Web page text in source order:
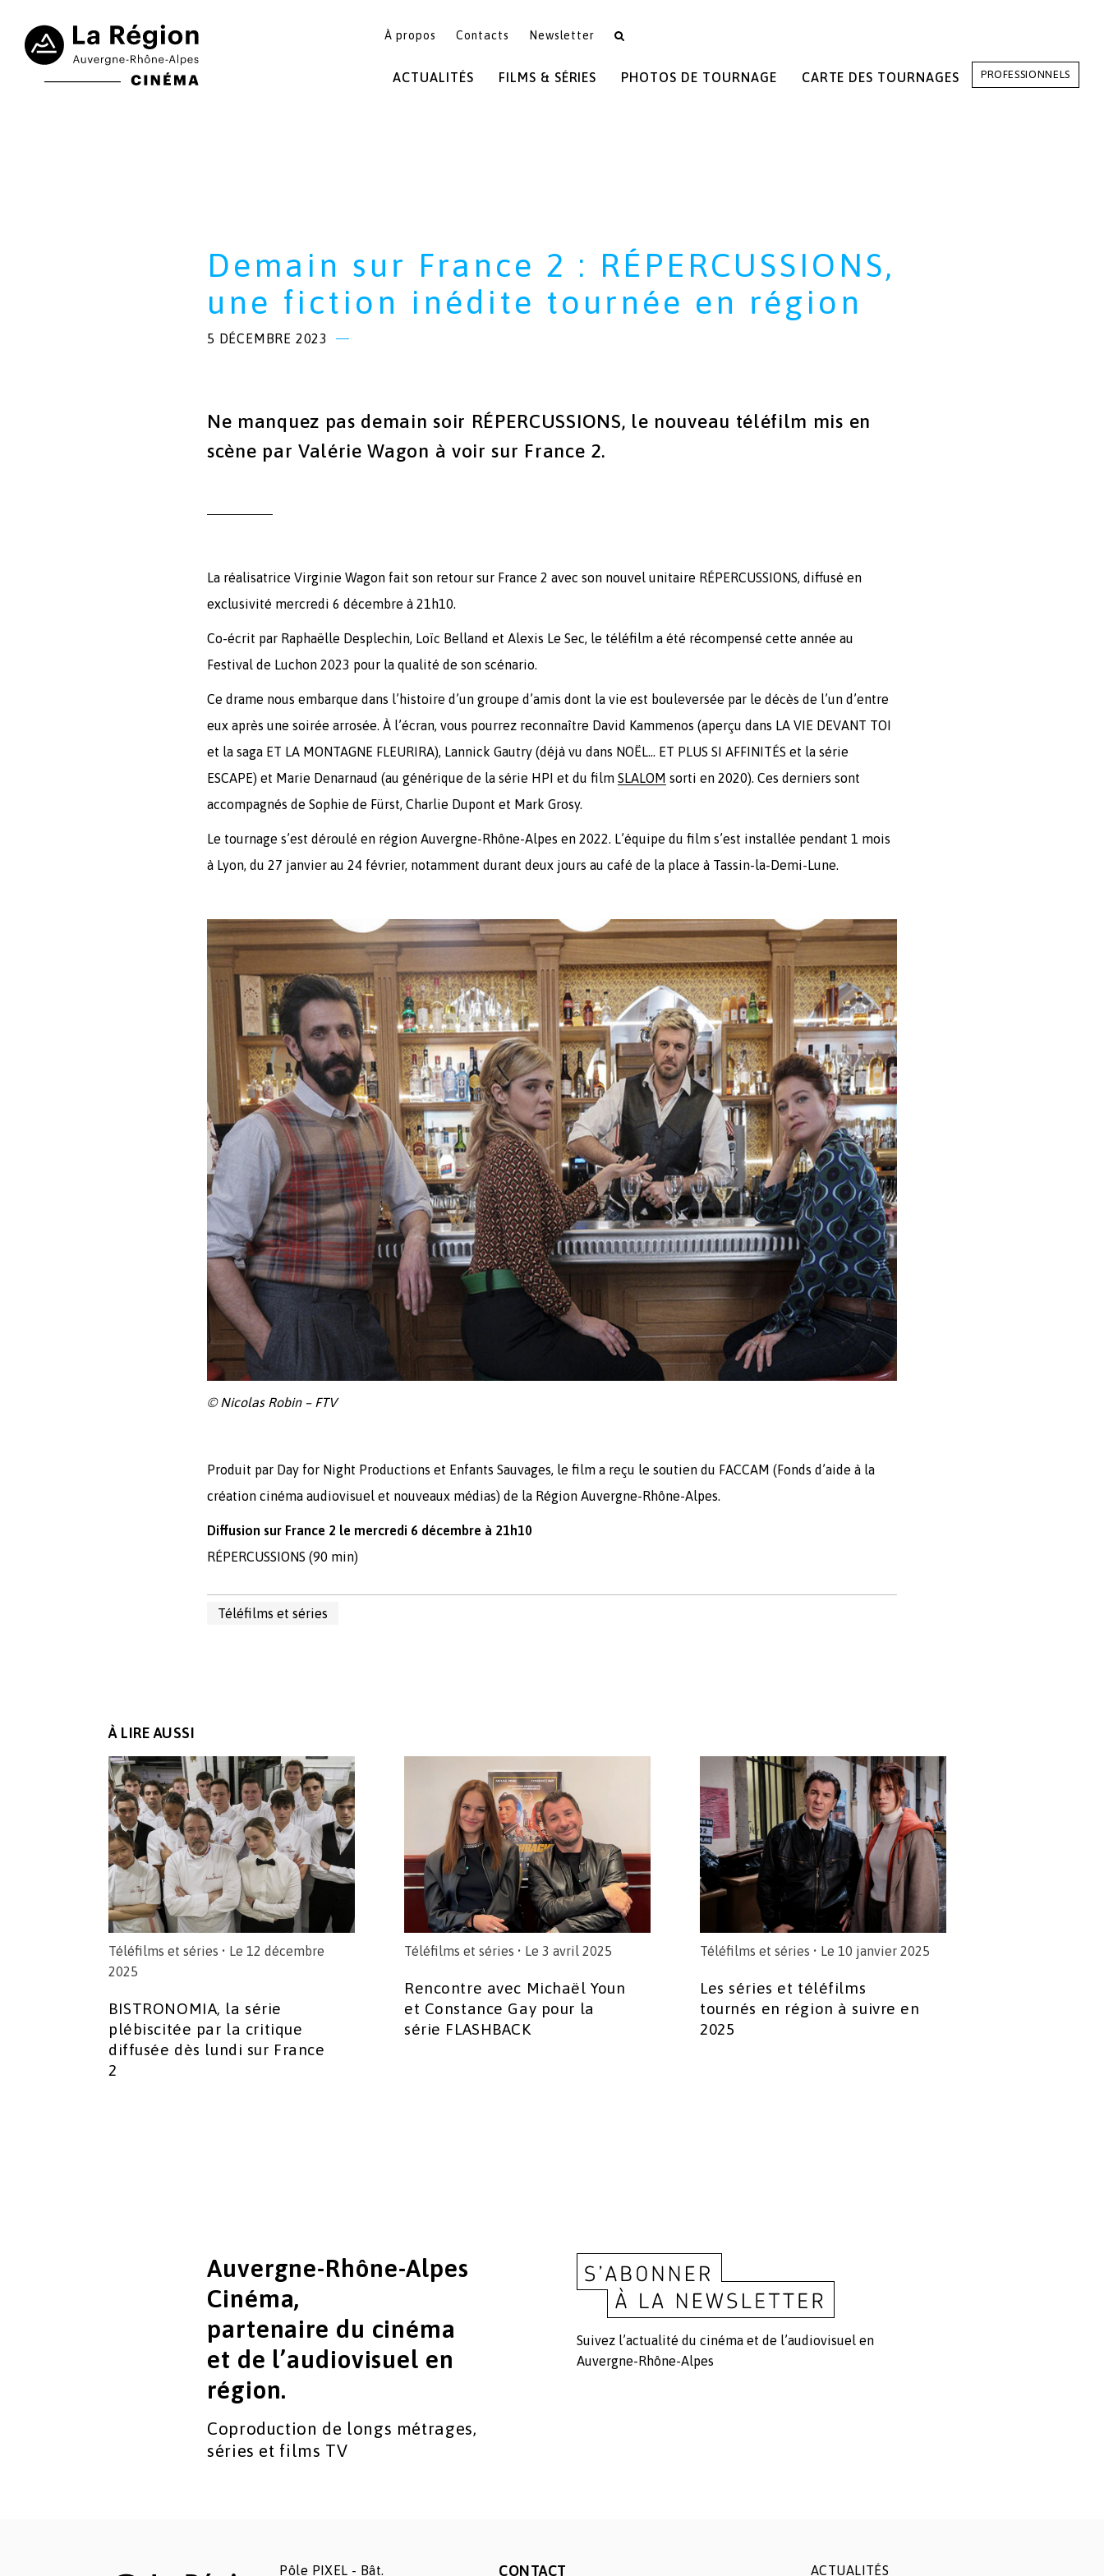
À propos Contacts Newsletter
ACTUALITÉS FILMS & SÉRIES PHOTOS DE TOURNAGE CARTE DES TOURNAGES PROFESSIONNELS
Demain sur France 2 : RÉPERCUSSIONS,
une fiction inédite tournée en région
5 DÉCEMBRE 2023
Ne manquez pas demain soir RÉPERCUSSIONS, le nouveau téléfilm mis en
scène par Valérie Wagon à voir sur France 2.
La réalisatrice Virginie Wagon fait son retour sur France 2 avec son nouvel unitaire RÉPERCUSSIONS, diffusé en
exclusivité mercredi 6 décembre à 21h10.
Co-écrit par Raphaëlle Desplechin, Loïc Belland et Alexis Le Sec, le téléfilm a été récompensé cette année au
Festival de Luchon 2023 pour la qualité de son scénario.
Ce drame nous embarque dans l’histoire d’un groupe d’amis dont la vie est bouleversée par le décès de l’un d’entre
eux après une soirée arrosée. À l’écran, vous pourrez reconnaître David Kammenos (aperçu dans LA VIE DEVANT TOI
et la saga ET LA MONTAGNE FLEURIRA), Lannick Gautry (déjà vu dans NOËL… ET PLUS SI AFFINITÉS et la série
ESCAPE) et Marie Denarnaud (au générique de la série HPI et du film SLALOM sorti en 2020). Ces derniers sont
accompagnés de Sophie de Fürst, Charlie Dupont et Mark Grosy.
Le tournage s’est déroulé en région Auvergne-Rhône-Alpes en 2022. L’équipe du film s’est installée pendant 1 mois
à Lyon, du 27 janvier au 24 février, notamment durant deux jours au café de la place à Tassin-la-Demi-Lune.
© Nicolas Robin – FTV
Produit par Day for Night Productions et Enfants Sauvages, le film a reçu le soutien du FACCAM (Fonds d’aide à la
création cinéma audiovisuel et nouveaux médias) de la Région Auvergne-Rhône-Alpes.
Diffusion sur France 2 le mercredi 6 décembre à 21h10
RÉPERCUSSIONS (90 min)
Téléfilms et séries
À LIRE AUSSI
Téléfilms et séries • Le 12 décembre
2025
BISTRONOMIA, la série
plébiscitée par la critique
diffusée dès lundi sur France
2
Téléfilms et séries • Le 3 avril 2025
Rencontre avec Michaël Youn
et Constance Gay pour la
série FLASHBACK
Téléfilms et séries • Le 10 janvier 2025
Les séries et téléfilms
tournés en région à suivre en
2025
Auvergne-Rhône-Alpes
Cinéma,
partenaire du cinéma
et de l’audiovisuel en
région.
Coproduction de longs métrages,
séries et films TV
Suivez l’actualité du cinéma et de l’audiovisuel en
Auvergne-Rhône-Alpes
Pôle PIXEL - Bât. CONTACT ACTUALITÉS